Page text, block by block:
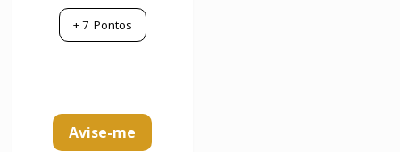
+7Pontos
Avise-me